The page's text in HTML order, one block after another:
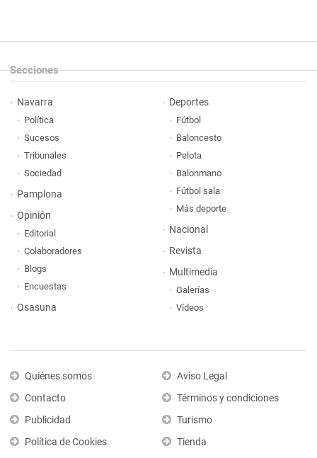
Secciones
Navarra
Política
Sucesos
Tribunales
Sociedad
Pamplona
Opinión
Editorial
Colaboradores
Blogs
Encuestas
Osasuna
Deportes
Fútbol
Baloncesto
Pelota
Balonmano
Fútbol sala
Más deporte
Nacional
Revista
Multimedia
Galerías
Vídeos
Quiénes somos
Contacto
Publicidad
Política de Cookies
Aviso Legal
Términos y condiciones
Turismo
Tienda